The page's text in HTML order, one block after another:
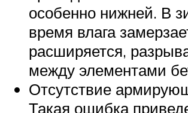
особенно нижней. В
время влага
расширяется,
между элементами
Отсутствие
Такая ошибка